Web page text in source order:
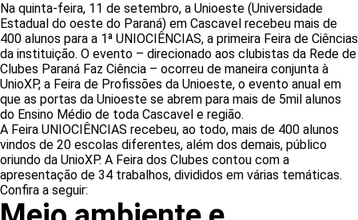
Na quinta-feira, 11 de setembro, a Unioeste (Universidade
Estadual do oeste do Paraná) em Cascavel recebeu mais de
400 alunos para a 1ª UNIOCIÊNCIAS, a primeira Feira de Ciências
da instituição. O evento – direcionado aos clubistas da Rede de
Clubes Paraná Faz Ciência – ocorreu de maneira conjunta à
UnioXP, a Feira de Profissões da Unioeste, o evento anual em
que as portas da Unioeste se abrem para mais de 5mil alunos
do Ensino Médio de toda Cascavel e região.
A Feira UNIOCIÊNCIAS recebeu, ao todo, mais de 400 alunos
vindos de 20 escolas diferentes, além dos demais, público
oriundo da UnioXP. A Feira dos Clubes contou com a
apresentação de 34 trabalhos, divididos em várias temáticas.
Confira a seguir: